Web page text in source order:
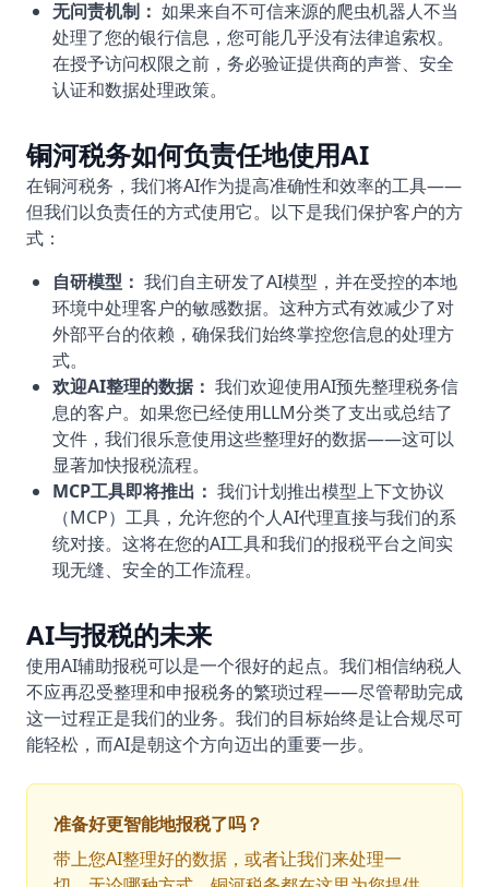
无问责机制： 如果来自不可信来源的爬虫机器人不当
处理了您的银行信息，您可能几乎没有法律追索权。
在授予访问权限之前，务必验证提供商的声誉、安全
认证和数据处理政策。
铜河税务如何负责任地使用AI
在铜河税务，我们将AI作为提高准确性和效率的工具——
但我们以负责任的方式使用它。以下是我们保护客户的方
式：
自研模型： 我们自主研发了AI模型，并在受控的本地
环境中处理客户的敏感数据。这种方式有效减少了对
外部平台的依赖，确保我们始终掌控您信息的处理方
式。
欢迎AI整理的数据： 我们欢迎使用AI预先整理税务信
息的客户。如果您已经使用LLM分类了支出或总结了
文件，我们很乐意使用这些整理好的数据——这可以
显著加快报税流程。
MCP工具即将推出： 我们计划推出模型上下文协议
（MCP）工具，允许您的个人AI代理直接与我们的系
统对接。这将在您的AI工具和我们的报税平台之间实
现无缝、安全的工作流程。
AI与报税的未来
使用AI辅助报税可以是一个很好的起点。我们相信纳税人
不应再忍受整理和申报税务的繁琐过程——尽管帮助完成
这一过程正是我们的业务。我们的目标始终是让合规尽可
能轻松，而AI是朝这个方向迈出的重要一步。
准备好更智能地报税了吗？
带上您AI整理好的数据，或者让我们来处理一